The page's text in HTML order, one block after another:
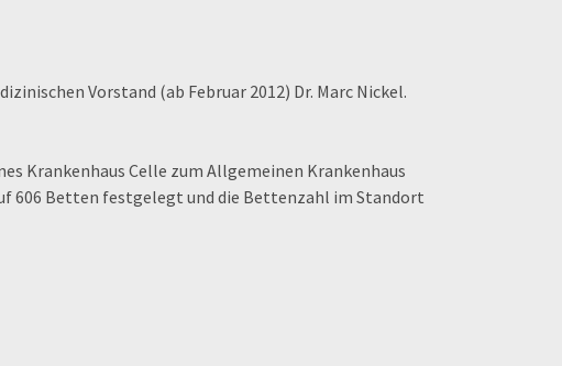
Vorstand (ab Februar 2012) Dr. Marc Nickel.
Krankenhaus Celle zum Allgemeinen Krankenhaus
606 Betten festgelegt und die Bettenzahl im Standort